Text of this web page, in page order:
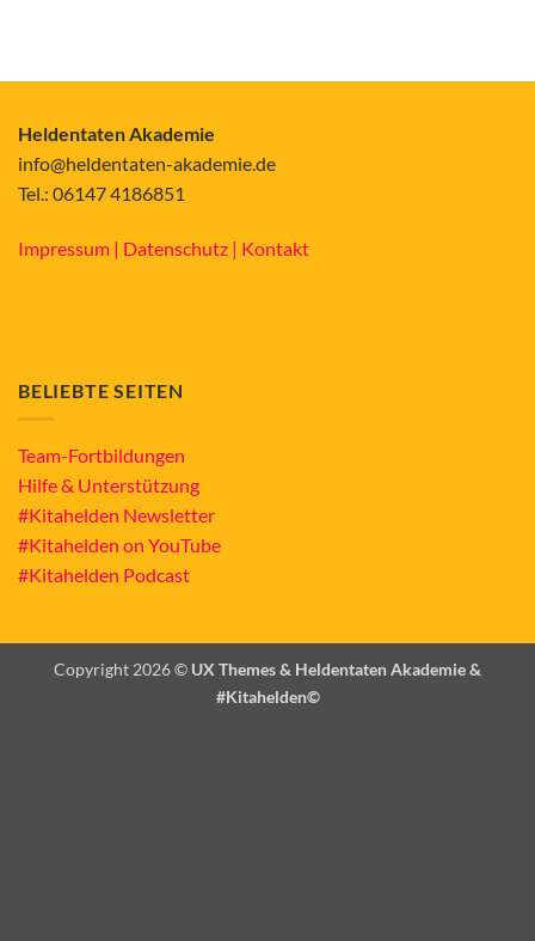
Heldentaten Akademie
info@heldentaten-akademie.de
Tel.: 06147 4186851
Impressum | Datenschutz | Kontakt
BELIEBTE SEITEN
Team-Fortbildungen
Hilfe & Unterstützung
#Kitahelden Newsletter
#Kitahelden on YouTube
#Kitahelden Podcast
Copyright 2026 © UX Themes & Heldentaten Akademie &
#Kitahelden©